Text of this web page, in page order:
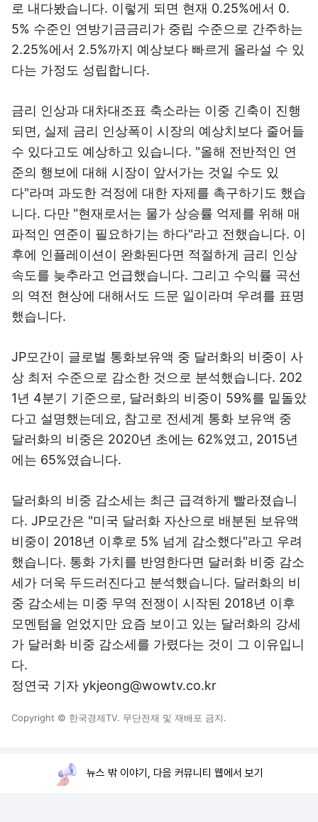
로 내다봤습니다. 이렇게 되면 현재 0.25%에서 0.
5% 수준인 연방기금금리가 중립 수준으로 간주하는
2.25%에서 2.5%까지 예상보다 빠르게 올라설 수 있
다는 가정도 성립합니다.
금리 인상과 대차대조표 축소라는 이중 긴축이 진행
되면, 실제 금리 인상폭이 시장의 예상치보다 줄어들
수 있다고도 예상하고 있습니다. "올해 전반적인 연
준의 행보에 대해 시장이 앞서가는 것일 수도 있
다"라며 과도한 걱정에 대한 자제를 촉구하기도 했습
니다. 다만 "현재로서는 물가 상승률 억제를 위해 매
파적인 연준이 필요하기는 하다"라고 전했습니다. 이
후에 인플레이션이 완화된다면 적절하게 금리 인상
속도를 늦추라고 언급했습니다. 그리고 수익률 곡선
의 역전 현상에 대해서도 드문 일이라며 우려를 표명
했습니다.
JP모간이 글로벌 통화보유액 중 달러화의 비중이 사
상 최저 수준으로 감소한 것으로 분석했습니다. 202
1년 4분기 기준으로, 달러화의 비중이 59%를 밑돌았
다고 설명했는데요, 참고로 전세계 통화 보유액 중
달러화의 비중은 2020년 초에는 62%였고, 2015년
에는 65%였습니다.
달러화의 비중 감소세는 최근 급격하게 빨라졌습니
다. JP모간은 "미국 달러화 자산으로 배분된 보유액
비중이 2018년 이후로 5% 넘게 감소했다"라고 우려
했습니다. 통화 가치를 반영한다면 달러화 비중 감소
세가 더욱 두드러진다고 분석했습니다. 달러화의 비
중 감소세는 미중 무역 전쟁이 시작된 2018년 이후
모멘텀을 얻었지만 요즘 보이고 있는 달러화의 강세
가 달러화 비중 감소세를 가렸다는 것이 그 이유입니
다.
정연국 기자 ykjeong@wowtv.co.kr
Copyright © 한국경제TV. 무단전재 및 재배포 금지.
뉴스 밖 이야기, 다음 커뮤니티 웹에서 보기